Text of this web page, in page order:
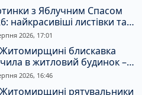
з Яблучним Спасом
найкрасивіші листівки та
привітання зі святом
2026, 17:01
блискавка
в житловий будинок –
пожежа
2026, 16:46
рятувальники